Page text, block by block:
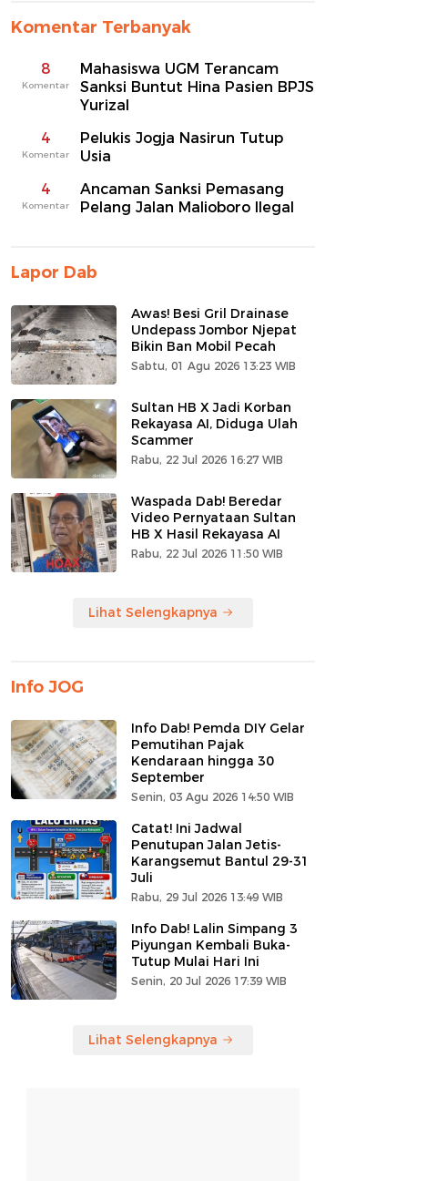
Komentar Terbanyak
8
Komentar
Mahasiswa UGM Terancam
Sanksi Buntut Hina Pasien BPJS
Yurizal
4
Komentar
Pelukis Jogja Nasirun Tutup
Usia
4
Komentar
Ancaman Sanksi Pemasang
Pelang Jalan Malioboro Ilegal
Lapor Dab
Awas! Besi Gril Drainase
Undepass Jombor Njepat
Bikin Ban Mobil Pecah
Sabtu, 01 Agu 2026 13:23 WIB
Sultan HB X Jadi Korban
Rekayasa AI, Diduga Ulah
Scammer
Rabu, 22 Jul 2026 16:27 WIB
Waspada Dab! Beredar
Video Pernyataan Sultan
HB X Hasil Rekayasa AI
Rabu, 22 Jul 2026 11:50 WIB
Lihat Selengkapnya
Info JOG
Info Dab! Pemda DIY Gelar
Pemutihan Pajak
Kendaraan hingga 30
September
Senin, 03 Agu 2026 14:50 WIB
Catat! Ini Jadwal
Penutupan Jalan Jetis-
Karangsemut Bantul 29-31
Juli
Rabu, 29 Jul 2026 13:49 WIB
Info Dab! Lalin Simpang 3
Piyungan Kembali Buka-
Tutup Mulai Hari Ini
Senin, 20 Jul 2026 17:39 WIB
Lihat Selengkapnya